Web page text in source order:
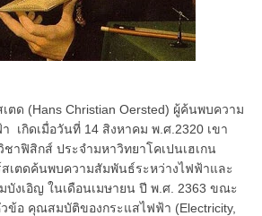
ตด (Hans Christian Oersted) ผู้ค้นพบความ
เกิดเมื่อวันที่ 14 สิงหาคม พ.ศ.2320 เขา
าฟิสิกส์ ประจำมหาวิทยาโคเปนเฮเกน
สเตดค้นพบความสัมพันธ์ระหว่างไฟฟ้าและ
บังเอิญ ในเดือนเมษายน ปี พ.ศ. 2363 ขณะ
ข้อ คุณสมบัติของกระแสไฟฟ้า (Electricity,